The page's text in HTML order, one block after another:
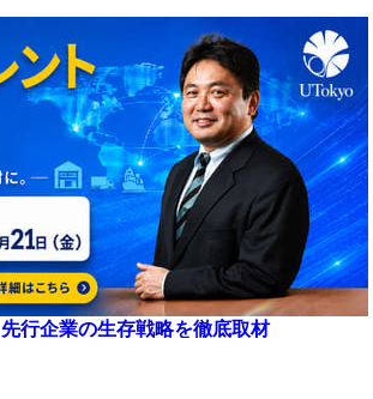
行企業の生存戦略を徹底取材